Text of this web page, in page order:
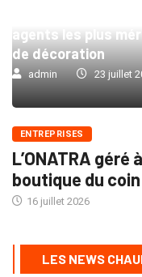
agents les plus
de décoration
admin 23 juillet
ENTREPRISES
L’ONATRA géré
boutique du
16 juillet 2026
LES NEWS